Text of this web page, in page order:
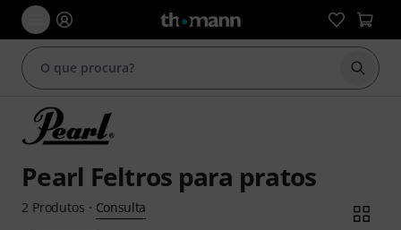
Iniciar
Pearl Feltros para pratos
2 Produtos · Consulta